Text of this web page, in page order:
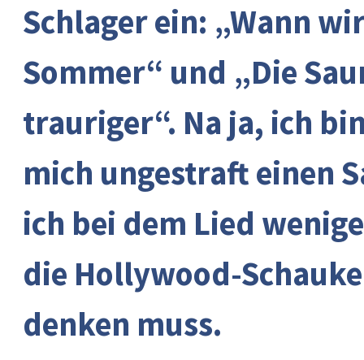
Schlager ein: „Wann
Sommer“ und „Die
trauriger“. Na ja, ich
mich ungestraft einen
ich bei dem Lied
die Hollywood-
denken muss.